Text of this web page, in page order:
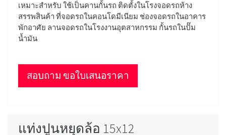
เหมาะสำหรับ ใช้เป็นคานกั้นรถ ติดตั้งในโรงจอดรถห้าง
สรรพสินค้า ที่จอดรถในคอนโดมีเนียม ช่องจอดรถในอาคาร
พักอาศัย ลานจอดรถในโรงงานอุตสาหกรรม กั้นรถในปั๊ม
น้ำมัน
สอบถาม ขอใบเสนอราคา
แท่งปูนหยุดล้อ 15x12